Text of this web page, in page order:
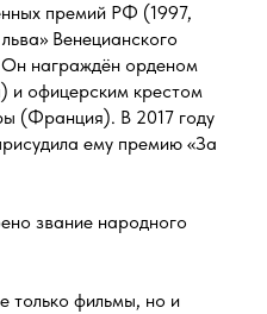
премий РФ (1997,
Венецианского
награждён орденом
и офицерским крестом
(Франция). В 2017 году
ему премию «За
звание народного
только фильмы, но и